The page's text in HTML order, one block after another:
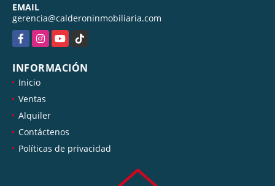
EMAIL
gerencia@calderoninmobiliaria.com
FacebookInstagramYouTubeTikTok
INFORMACIÓN
Inicio
Ventas
Alquiler
Contáctenos
Políticas de privacidad